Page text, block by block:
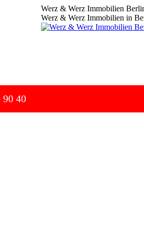
Werz & Werz Immobilien
Werz & Werz Immobilien in
90 40